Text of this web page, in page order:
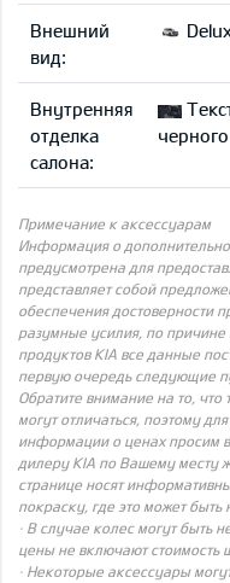
Внешний
вид:
Внутренняя
отделка
салона:
Примечание к аксессуарам
Информация о
предусмотрена для
представляет собой
обеспечения достоверности
разумные усилия, по причине
продуктов KIA все данные
первую очередь следующие
Обратите внимание на то,
могут отличаться, поэтому
информации о ценах просим
дилеру KIA по Вашему месту
странице носят
покраску, где это может быть
· В случае колес могут
цены не включают стоимость
· Некоторые аксессуары